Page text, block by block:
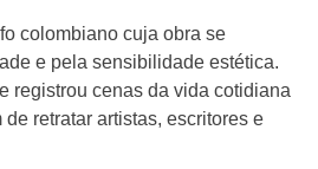
colombiano cuja obra se
e pela sensibilidade estética.
registrou cenas da vida cotidiana
retratar artistas, escritores e